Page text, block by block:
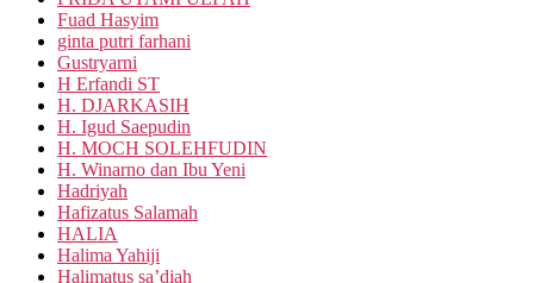
Fuad Hasyim
ginta putri farhani
Gustryarni
H Erfandi ST
H. DJARKASIH
H. Igud Saepudin
H. MOCH SOLEHFUDIN
H. Winarno dan Ibu Yeni
Hadriyah
Hafizatus Salamah
HALIA
Halima Yahiji
Halimatus sa’diah